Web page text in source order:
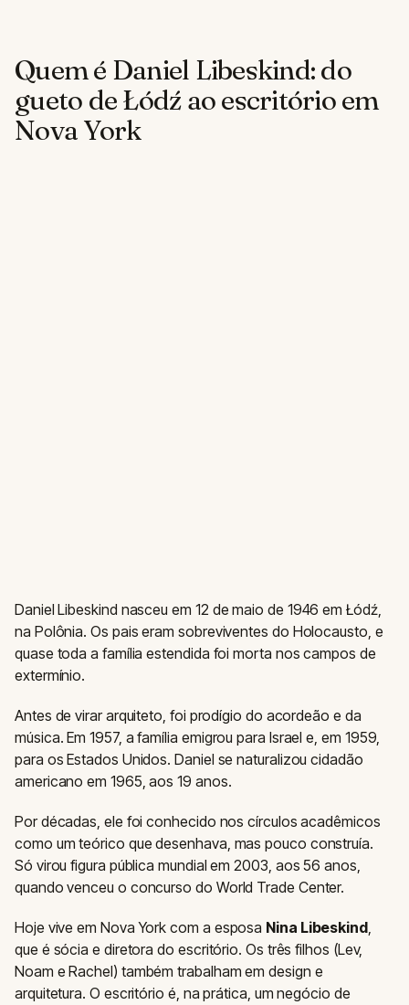
Quem é Daniel Libeskind: do
gueto de Łódź ao escritório em
Nova York
Daniel Libeskind nasceu em 12 de maio de 1946 em Łódź,
na Polônia. Os pais eram sobreviventes do Holocausto, e
quase toda a família estendida foi morta nos campos de
extermínio.
Antes de virar arquiteto, foi prodígio do acordeão e da
música. Em 1957, a família emigrou para Israel e, em 1959,
para os Estados Unidos. Daniel se naturalizou cidadão
americano em 1965, aos 19 anos.
Por décadas, ele foi conhecido nos círculos acadêmicos
como um teórico que desenhava, mas pouco construía.
Só virou figura pública mundial em 2003, aos 56 anos,
quando venceu o concurso do World Trade Center.
Hoje vive em Nova York com a esposa Nina Libeskind,
que é sócia e diretora do escritório. Os três filhos (Lev,
Noam e Rachel) também trabalham em design e
arquitetura. O escritório é, na prática, um negócio de